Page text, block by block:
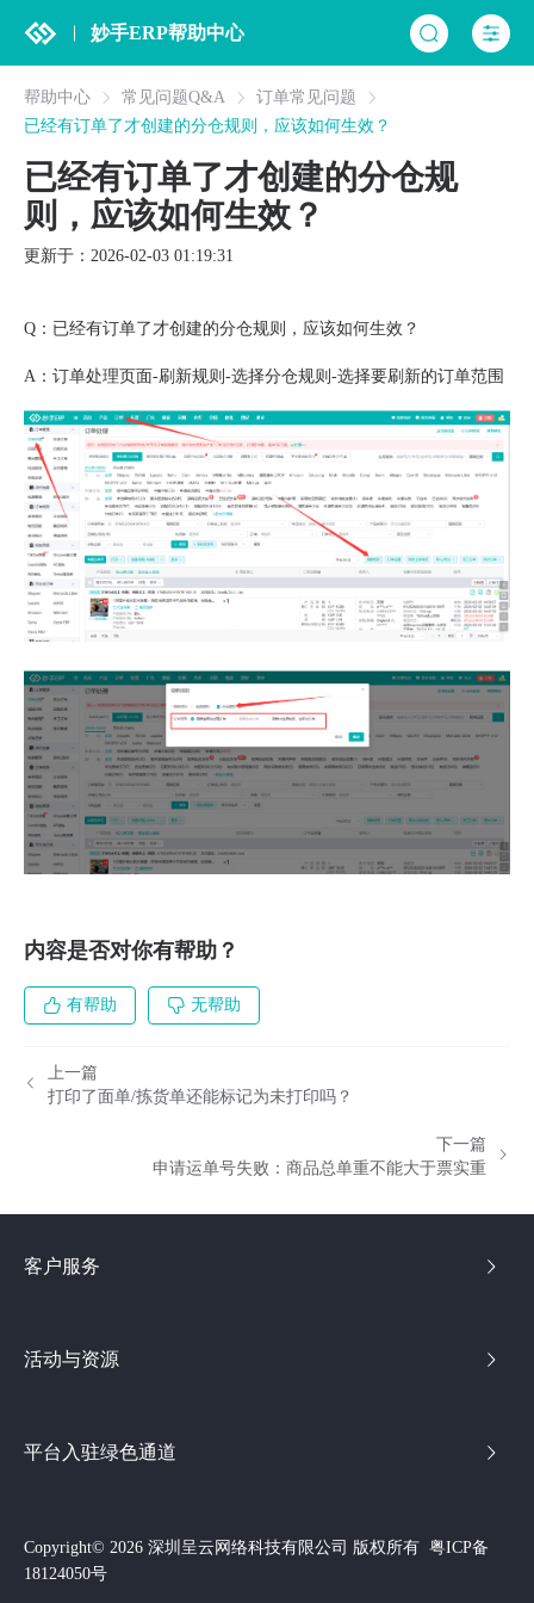
妙手ERP帮助中心
帮助中心 常见问题Q&A
订单常见问题
已经有订单了才创建的分仓规则，应该如何生效？
已经有订单了才创建的分仓规
则，应该如何生效？
更新于：2026-02-03 01:19:31
Q：已经有订单了才创建的分仓规则，应该如何生效？
A：订单处理页面-刷新规则-选择分仓规则-选择要刷新的订单范围
内容是否对你有帮助？
有帮助 无帮助
上一篇
打印了面单/拣货单还能标记为未打印吗？
下一篇
申请运单号失败：商品总单重不能大于票实重
客户服务
活动与资源
平台入驻绿色通道
Copyright© 2026 深圳呈云网络科技有限公司 版权所有 粤ICP备
18124050号